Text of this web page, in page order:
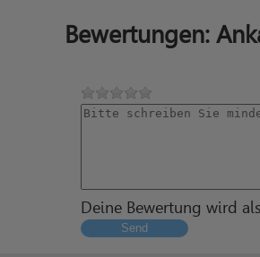
Bewertungen:
Deine Bewertung wird
Send